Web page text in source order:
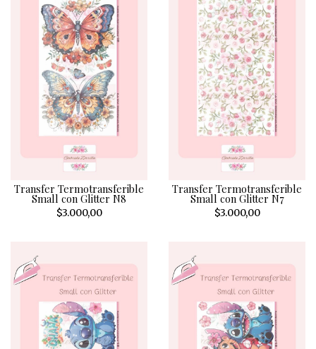
Transfer Termotransferible
Small con Glitter N8
$3.000,00
Transfer Termotransferible
Small con Glitter N7
$3.000,00